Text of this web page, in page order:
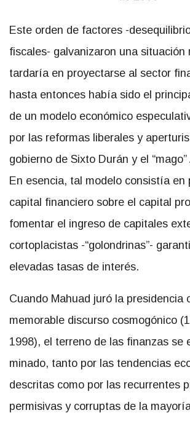
Este orden de factores -
fiscales- galvanizaron una situación
tardaría en proyectarse al sector
hasta entonces había sido el
de un modelo económico
por las reformas liberales y
gobierno de Sixto Durán y el
En esencia, tal modelo consistía en
capital financiero sobre el capital
fomentar el ingreso de capitales
cortoplacistas -“golondrinas”-
elevadas tasas de interés.
Cuando Mahuad juró la presidencia
memorable discurso cosmogónico
1998), el terreno de las finanzas se
minado, tanto por las tendencias
descritas como por las recurrentes
permisivas y corruptas de la